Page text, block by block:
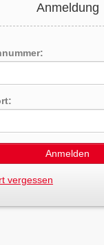
Anmeldung
Anmelden
vergessen